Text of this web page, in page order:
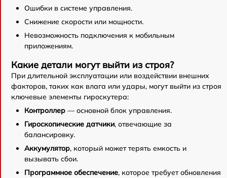
Ошибки в системе управления.
Снижение скорости или мощности.
Невозможность подключения к мобильным
приложениям.
Какие детали могут выйти из строя?
При длительной эксплуатации или воздействии внешних
факторов, таких как влага или удары, могут выйти из строя
ключевые элементы гироскутера:
Контроллер — основной блок управления.
Гироскопические датчики, отвечающие за
балансировку.
Аккумулятор, который может терять емкость и
вызывать сбои.
Программное обеспечение, которое требует обновления